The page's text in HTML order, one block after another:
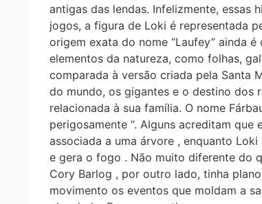
antigas das lendas. Infelizmente, essas
jogos, a figura de Loki é representada
origem exata do nome “Laufey” ainda
elementos da natureza, como folhas,
comparada à versão criada pela Santa
do mundo, os gigantes e o destino dos
relacionada à sua família. O nome
perigosamente “. Alguns acreditam
associada a uma árvore , enquanto
e gera o fogo . Não muito diferente do
Cory Barlog , por outro lado, tinha
movimento os eventos que moldam a